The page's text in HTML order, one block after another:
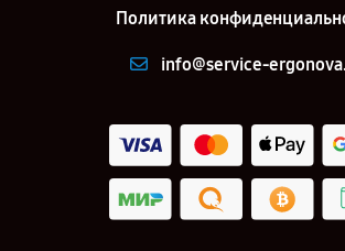
Политика
info@service-